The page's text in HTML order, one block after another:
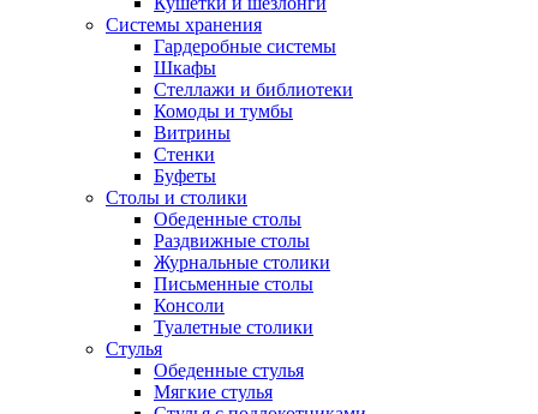
Системы хранения
Гардеробные системы
Шкафы
Стеллажи и библиотеки
Комоды и тумбы
Витрины
Стенки
Буфеты
Столы и столики
Обеденные столы
Раздвижные столы
Журнальные столики
Письменные столы
Консоли
Туалетные столики
Стулья
Обеденные стулья
Мягкие стулья